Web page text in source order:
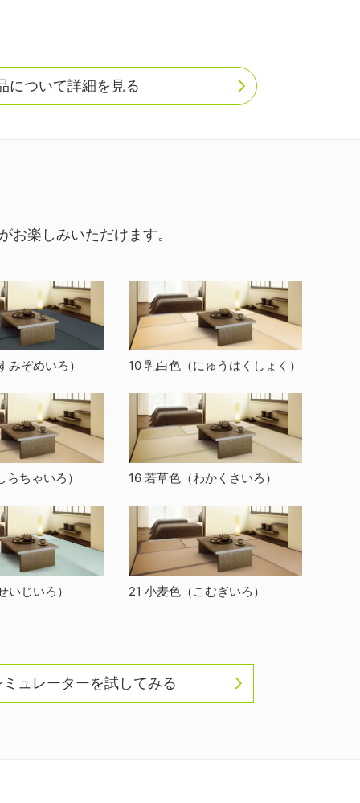
について詳細を見る
お楽しみいただけます。
みぞめいろ） 10 乳白色 （にゅうはくしょく）
らちゃいろ） 16 若草色 （わかくさいろ）
いじいろ） 21 小麦色 （こむぎいろ）
ュレーターを試してみる